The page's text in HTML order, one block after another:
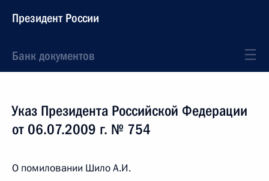
Президент России
Банк документов
Указ Президента Российской Федерации
от 06.07.2009 г. № 754
О помиловании Шило А.И.